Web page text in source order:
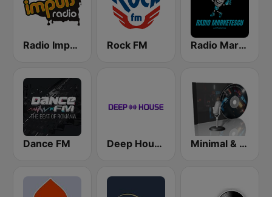
Radio Impuls 101.5 FM Rock FM Radio Marketescu Minimal
Dance FM Deep House Radio Minimal & Deep-tech on MixLive.ie